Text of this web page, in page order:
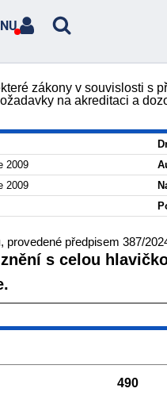
zákony v souvislosti s
na akreditaci a
2009
2009
, provedené předpisem 387/
s celou
490